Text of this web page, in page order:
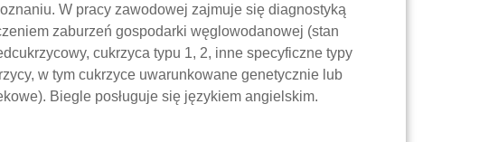
W pracy zawodowej zajmuje się diagnostyką
zaburzeń gospodarki węglowodanowej (stan
cukrzyca typu 1, 2, inne specyficzne typy
w tym cukrzyce uwarunkowane genetycznie lub
Biegle posługuje się językiem angielskim.